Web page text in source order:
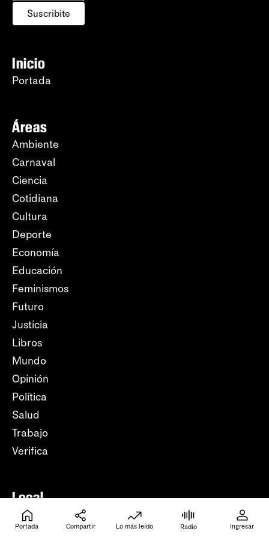
Suscribite
Inicio
Portada
Áreas
Ambiente
Carnaval
Ciencia
Cotidiana
Cultura
Deporte
Economía
Educación
Feminismos
Futuro
Justicia
Libros
Mundo
Opinión
Política
Salud
Trabajo
Verifica
Local
Colonia
Maldonado
Portada Compartir Lo más leído Radio Ingresar